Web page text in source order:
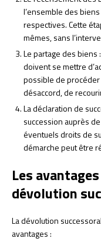
l’ensemble des
respectives. Cette
mêmes, sans
Le partage des biens
doivent se mettre
possible de procéder
désaccord, de
La déclaration de
succession auprès
éventuels droits de
démarche peut être
Les
dévolution
La dévolution
avantages :